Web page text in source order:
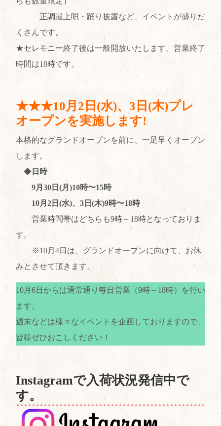
正調最上唄・踊り披露など、イベントが盛りだ
くさんです。
★セレモニー終了後は一般開放いたします。営業終了
時間は18時です。
★★★10月2日(水)、3日(木)プレ
オープンを実施します!
本格的なグランドオープンを前に、一足早くオープン
します。
◆ 日時
9月30日(月)10時〜15時
10月2日(水)、3日(木)9時〜18時
営業時間帯はどちらも9時～18時となっておりま
す。
※10月4日は、グランドオープンに向けて、お休
みとさせて頂きます。
10月6日からは通常通り毎日営業（9時～18時）を行い
ます。
週末などは様々なイベントを企画しておりますので、
皆様ぜひおこしください！
Instagramで入荷状況発信中で
す。